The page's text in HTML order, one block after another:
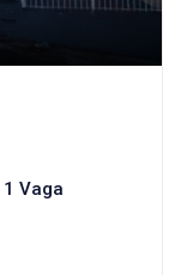
1 Vaga